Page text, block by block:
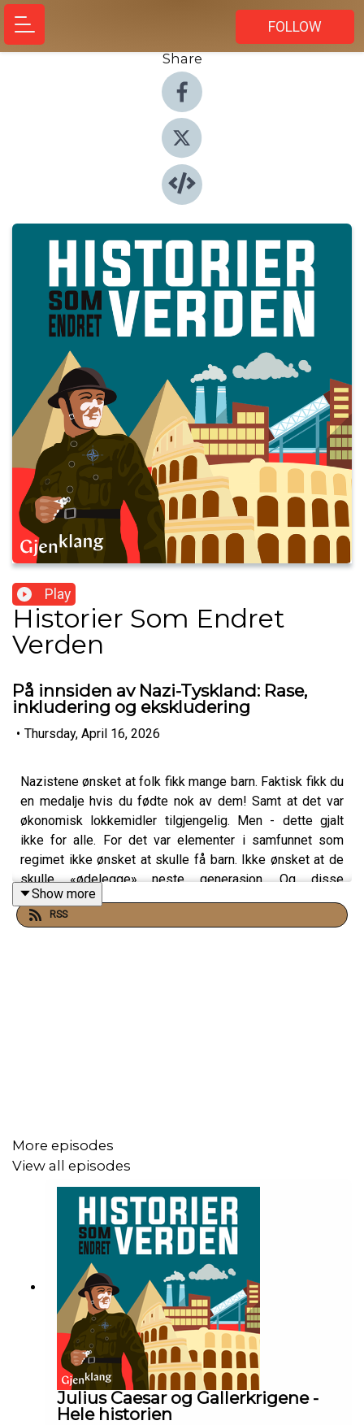
FOLLOW
Share
Play
Historier Som Endret
Verden
På innsiden av Nazi-Tyskland: Rase,
inkludering og ekskludering
• Thursday, April 16, 2026
Nazistene ønsket at folk fikk mange barn. Faktisk fikk du
en medalje hvis du fødte nok av dem! Samt at det var
økonomisk lokkemidler tilgjengelig. Men - dette gjalt
ikke for alle. For det var elementer i samfunnet som
regimet ikke ønsket at skulle få barn. Ikke ønsket at de
skulle «ødelegge» neste generasjon. Og disse
menneskene kunne bli fengslet, sterilisert - eller verre.
Enten om du var «idiot», hadde psykiske lidelser, eller
1918-1945".
Programleder og produsent er Christian Konglund.
Musikk: Epidemic Sounds
Podkasten er produsert av Gjenklang Studio
Show more
RSS
More episodes
View all episodes
Julius Caesar og Gallerkrigene -
Hele historien